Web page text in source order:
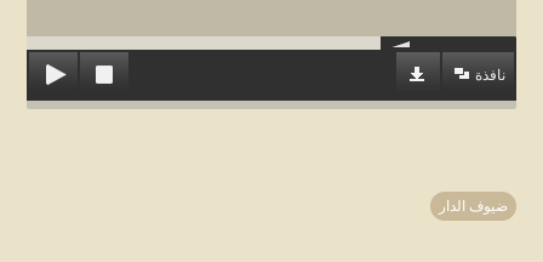
نافذة
ضيوف الدار